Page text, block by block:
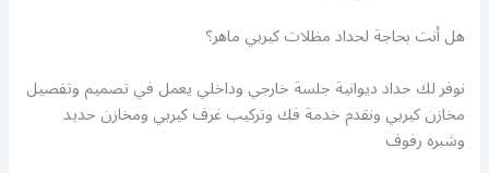
هل أنت بحاجة لحداد مظلات كيربي ماهر؟
نوفر لك حداد ديوانية جلسة خارجي وداخلي يعمل في تصميم وتفصيل
مخازن كيربي ونقدم خدمة فك وتركيب غرف كيربي ومخازن حديد
وشبره رفوف